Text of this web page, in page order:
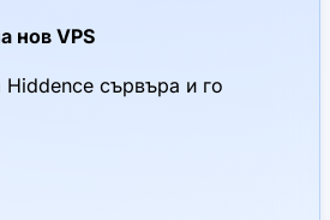
нов VPS
Hiddence сървъра и го